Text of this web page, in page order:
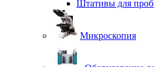
Штативы для
Микроскопия